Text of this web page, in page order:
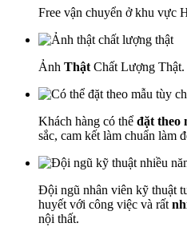
Free vận chuyển ở khu vực
Ảnh Thật Chất Lượng Thật.
Khách hàng có thể đặt theo
sắc, cam kết làm chuẩn làm
Đội ngũ nhân viên kỹ thuật
huyết với công việc và rất
nội thất.